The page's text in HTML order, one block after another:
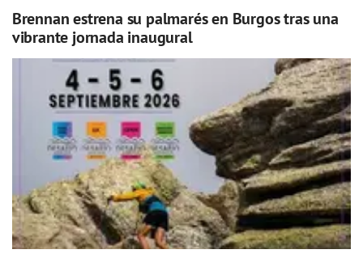
Brennan estrena su palmarés en Burgos tras una
vibrante jornada inaugural